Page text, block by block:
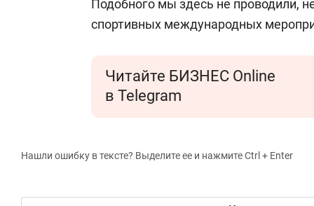
Подобного мы здесь не проводили,
спортивных международных
Читайте БИЗНЕС Online
в Telegram
Нашли ошибку в тексте? Выделите ее и нажмите Ctrl + Enter